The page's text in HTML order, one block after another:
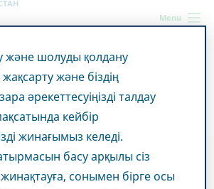
Menu
Жалпы дәрілік заттар
заттар
және шолуды қолдану
жақсарту және біздің
әрекеттесуіңізді талдау
кейбір
жинағымыз келеді.
басу арқылы сіз
сонымен бірге осы